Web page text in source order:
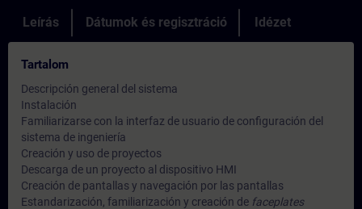
Leírás Dátumok és regisztráció Idézet
Tartalom
Descripción general del sistema
Instalación
Familiarizarse con la interfaz de usuario de configuración del
sistema de ingeniería
Creación y uso de proyectos
Descarga de un proyecto al dispositivo HMI
Creación de pantallas y navegación por las pantallas
Estandarización, familiarización y creación de faceplates